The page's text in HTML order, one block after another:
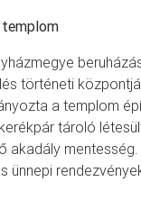
történeti
a templom
tároló
akadály
ünnepi